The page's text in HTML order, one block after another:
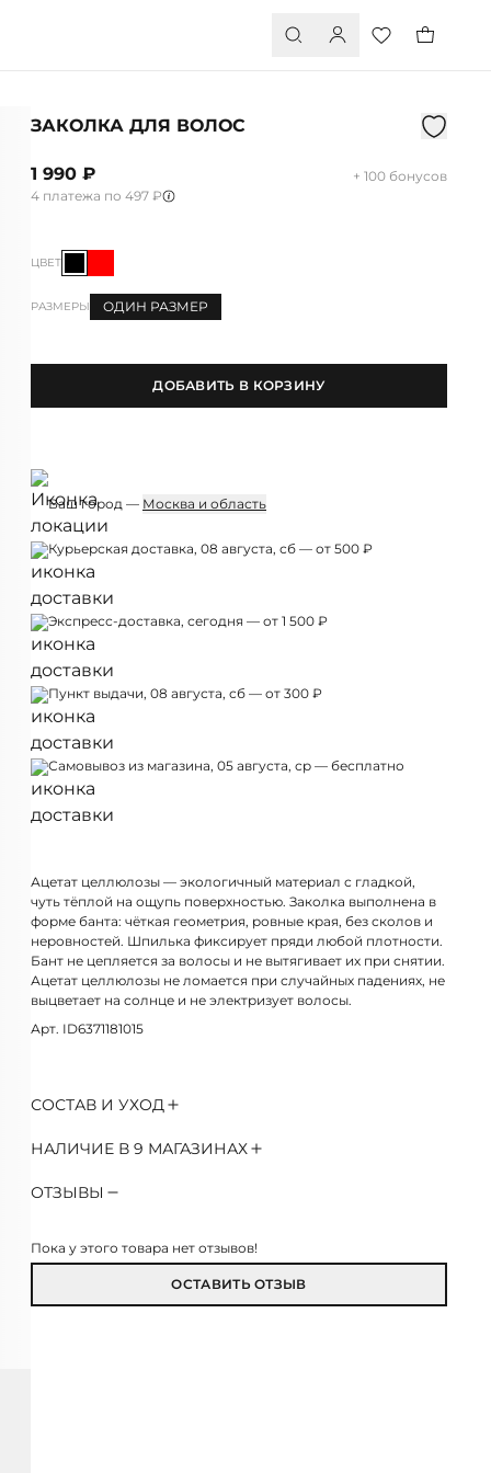
ЗАКОЛКА ДЛЯ ВОЛОС
1 990 ₽
+ 100 бонусов
4 платежа по 497 ₽
ЦВЕТ
РАЗМЕРЫ ОДИН РАЗМЕР
ДОБАВИТЬ В КОРЗИНУ
Ваш город — Москва и область
Курьерская доставка, 08 августа, сб — от 500 ₽
Экспресс-доставка, сегодня — от 1 500 ₽
Пункт выдачи, 08 августа, сб — от 300 ₽
Самовывоз из магазина, 05 августа, ср — бесплатно
Ацетат целлюлозы — экологичный материал с гладкой,
чуть тёплой на ощупь поверхностью. Заколка выполнена в
форме банта: чёткая геометрия, ровные края, без сколов и
неровностей. Шпилька фиксирует пряди любой плотности.
Бант не цепляется за волосы и не вытягивает их при снятии.
Ацетат целлюлозы не ломается при случайных падениях, не
выцветает на солнце и не электризует волосы.
Арт. ID6371181015
СОСТАВ И УХОД
НАЛИЧИЕ В 9 МАГАЗИНАХ
ОТЗЫВЫ
Пока у этого товара нет отзывов!
ОСТАВИТЬ ОТЗЫВ